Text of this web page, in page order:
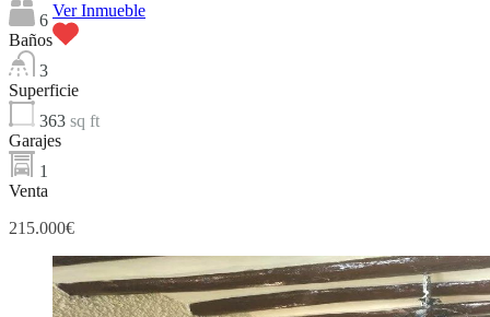
Ver Inmueble
6
Baños
3
Superficie
363 sq ft
Garajes
1
Venta
215.000€